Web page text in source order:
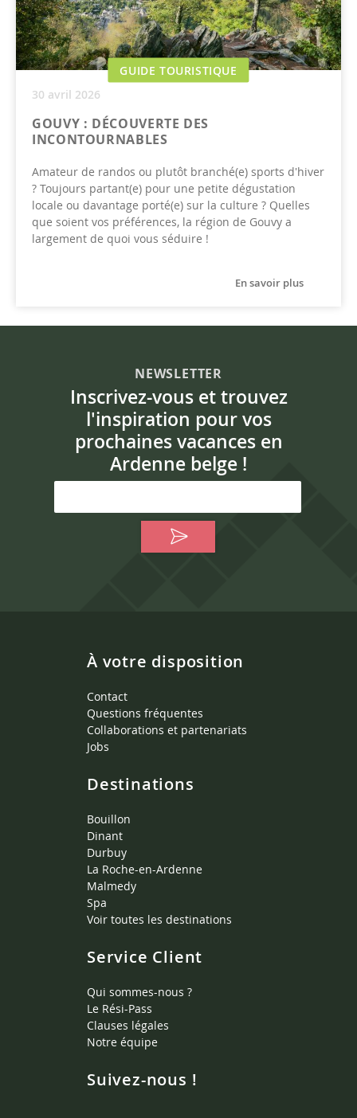
GUIDE TOURISTIQUE
30 avril 2026
GOUVY : DÉCOUVERTE DES
INCONTOURNABLES
Amateur de randos ou plutôt branché(e) sports d'hiver
? Toujours partant(e) pour une petite dégustation
locale ou davantage porté(e) sur la culture ? Quelles
que soient vos préférences, la région de Gouvy a
largement de quoi vous séduire !
En savoir plus
NEWSLETTER
Inscrivez-vous et trouvez
l'inspiration pour vos
prochaines vacances en
Ardenne belge !
À votre disposition
Contact
Questions fréquentes
Collaborations et partenariats
Jobs
Destinations
Bouillon
Dinant
Durbuy
La Roche-en-Ardenne
Malmedy
Spa
Voir toutes les destinations
Service Client
Qui sommes-nous ?
Le Rési-Pass
Clauses légales
Notre équipe
Suivez-nous !